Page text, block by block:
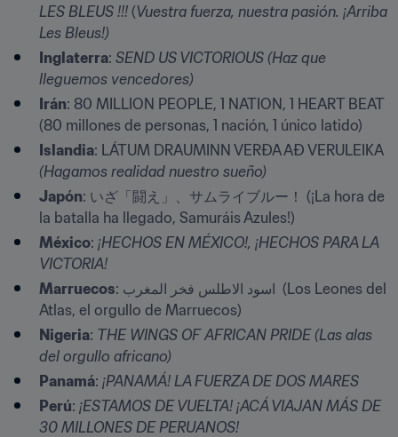
LES BLEUS !!! (Vuestra fuerza, nuestra pasión. ¡Arriba
Les Bleus!)
Inglaterra: SEND US VICTORIOUS (Haz que
lleguemos vencedores)
Irán: 80 MILLION PEOPLE, 1 NATION, 1 HEART BEAT
(80 millones de personas, 1 nación, 1 único latido)
Islandia
: LÁTUM DRAUMINN VERÐA AÐ VERULEIKA
(Hagamos realidad nuestro sueño)
Japón: いざ「闘え」、サムライブルー！ (¡La hora de
la batalla ha llegado, Samuráis Azules!)
México: ¡HECHOS EN MÉXICO!, ¡HECHOS PARA LA
VICTORIA!
Marruecos: اسود الاطلس فخر المغرب  (Los Leones del
Atlas, el orgullo de Marruecos)
Nigeria: THE WINGS OF AFRICAN PRIDE (Las alas
del orgullo africano)
Panamá: ¡PANAMÁ! LA FUERZA DE DOS MARES
Perú: ¡ESTAMOS DE VUELTA! ¡ACÁ VIAJAN MÁS DE
30 MILLONES DE PERUANOS!